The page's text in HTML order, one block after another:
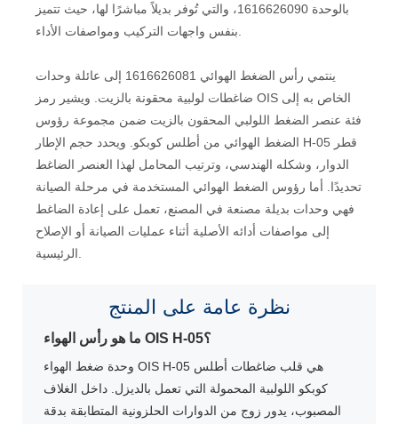
بالوحدة 1616626090، والتي تُوفر بديلاً مباشرًا لها، حيث تتميز
ينتمي رأس الضغط الهوائي 1616626081 إلى عائلة وحدات
ضاغطات لولبية محقونة بالزيت. ويشير رمز OIS الخاص به إلى
فئة عنصر الضغط اللولبي المحقون بالزيت ضمن مجموعة رؤوس
الضغط الهوائي من أطلس كوبكو. ويحدد حجم الإطار H-05 قطر
الدوار، وشكله الهندسي، وترتيب المحامل لهذا العنصر الضاغط
تحديدًا. أما رؤوس الضغط الهوائي المستخدمة في مرحلة الصيانة
فهي وحدات بديلة مصنعة في المصنع، تعمل على إعادة الضاغط
إلى مواصفات أدائه الأصلية أثناء عمليات الصيانة أو الإصلاح
نظرة عامة على المنتج
ما هو رأس الهواء OIS H-05؟
وحدة ضغط الهواء OIS H-05 هي قلب ضاغطات أطلس
كوبكو اللولبية المحمولة التي تعمل بالديزل. داخل الغلاف
المصبوب، يدور زوج من الدوارات الحلزونية المتطابقة بدقة